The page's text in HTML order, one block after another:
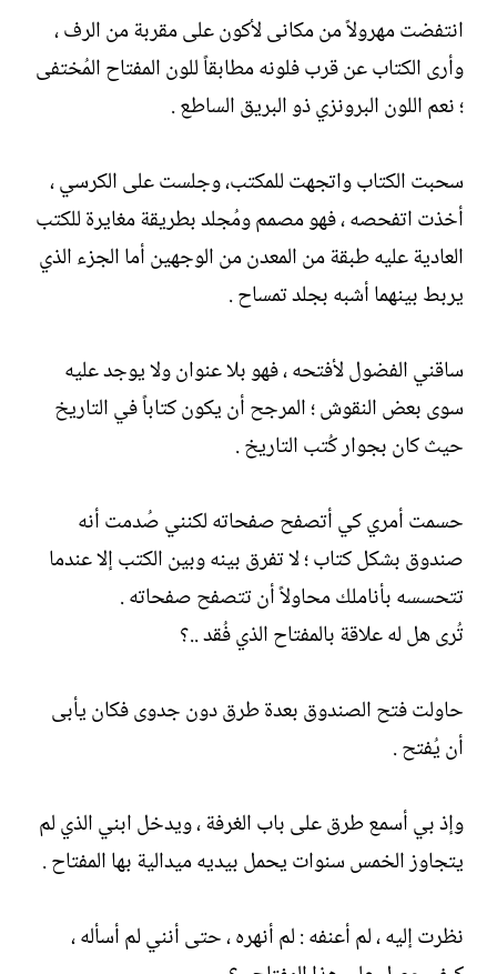
انتفضت مهرولاً من مكانى لأكون على مقربة من الرف ،
وأرى الكتاب عن قرب فلونه مطابقاً للون المفتاح المُختفى
؛ نعم اللون البرونزي ذو البريق الساطع .
سحبت الكتاب واتجهت للمكتب، وجلست على الكرسي ،
أخذت اتفحصه ، فهو مصمم ومُجلد بطريقة مغايرة للكتب
العادية عليه طبقة من المعدن من الوجهين أما الجزء الذي
يربط بينهما أشبه بجلد تمساح .
ساقني الفضول لأفتحه ، فهو بلا عنوان ولا يوجد عليه
سوى بعض النقوش ؛ المرجح أن يكون كتاباً في التاريخ
حيث كان بجوار كُتب التاريخ .
حسمت أمري كي أتصفح صفحاته لكنني صُدمت أنه
صندوق بشكل كتاب ؛ لا تفرق بينه وبين الكتب إلا عندما
تتحسسه بأناملك محاولاً أن تتصفح صفحاته .
تُرى هل له علاقة بالمفتاح الذي فُقد ..؟
حاولت فتح الصندوق بعدة طرق دون جدوى فكان يأبى
أن يُفتح .
وإذ بي أسمع طرق على باب الغرفة ، ويدخل ابني الذي لم
يتجاوز الخمس سنوات يحمل بيديه ميدالية بها المفتاح .
نظرت إليه ، لم أعنفه : لم أنهره ، حتى أنني لم أسأله ،